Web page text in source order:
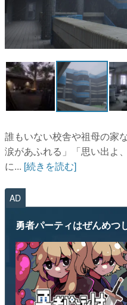
カテゴリ
特集記事
マンガ
女性向け
アプリレビュー
その他
電ファミニコゲーマーとは？
運営：株式会社マレ
誰もいない校舎や祖母の家
涙があふれる」「思い出よ
に... [続きを読む]
AD
勇者パーティはぜんめつ